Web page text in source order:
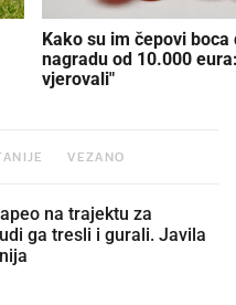
Kako su im čepovi boca
nagradu od 10.000
vjerovali"
VEZANO
na trajektu za
ga tresli i gurali. Javila